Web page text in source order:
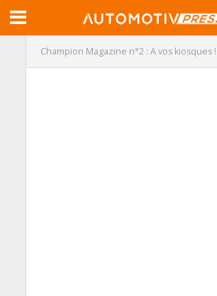
Champion Magazine n°2 : A vos kiosques !